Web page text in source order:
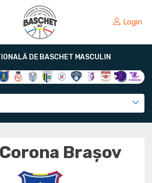
Login
DE BASCHET MASCULIN
Braşov